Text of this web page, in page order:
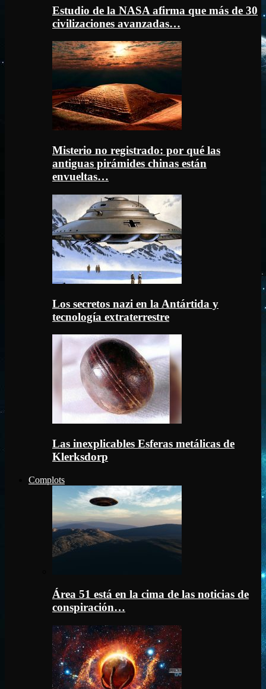
Estudio de la NASA afirma que más de 30
civilizaciones avanzadas…
Misterio no registrado: por qué las
antiguas pirámides chinas están
envueltas…
Los secretos nazi en la Antártida y
tecnología extraterrestre
Las inexplicables Esferas metálicas de
Klerksdorp
Complots
Área 51 está en la cima de las noticias de
conspiración…